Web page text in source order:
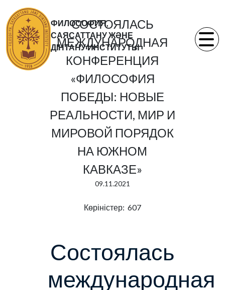
ФИЛОСОФИЯ,
САЯСАТТАНУ ЖӘНЕ
ДІНТАНУ ИНСТИТУТЫ
СОСТОЯЛАСЬ
МЕЖДУНАРОДНАЯ
КОНФЕРЕНЦИЯ
«ФИЛОСОФИЯ
ПОБЕДЫ: НОВЫЕ
РЕАЛЬНОСТИ, МИР И
МИРОВОЙ ПОРЯДОК
НА ЮЖНОМ
КАВКАЗЕ»
09.11.2021
Көріністер: 607
Состоялась
международная